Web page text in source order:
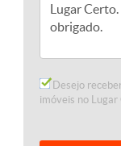
Desejo
imóveis no Lugar